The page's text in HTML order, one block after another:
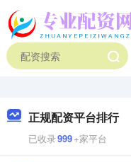
正规配资平台排行
已收录999+家平台